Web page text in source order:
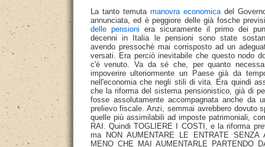
La tanto temuta manovra economicadel
annunciata, ed è peggiore delle già fosche
delle pensioni era sicuramente il primo dei
decenni in Italia le pensioni sono state
avendo pressoché mai corrisposto ad un
versati. Era perciò inevitabile che questo nodo
c'è venuto. Va da sé che, per quanto
impoverire ulteriormente un Paese già da
nell'economia che negli stili di vita. Era quindi
che la riforma del sistema pensionistico, già di
fosse assolutamente accompagnata anche da
prelievo fiscale. Anzi, semmai avrebbero dovuto
quelle più assimilabili ad imposte patrimoniali,
RAI. Quindi TOGLIERE I COSTI, e la riforma
ma NON AUMENTARE LE ENTRATE SENZA
MENO CHE MAI AUMENTARLE PARTENDO